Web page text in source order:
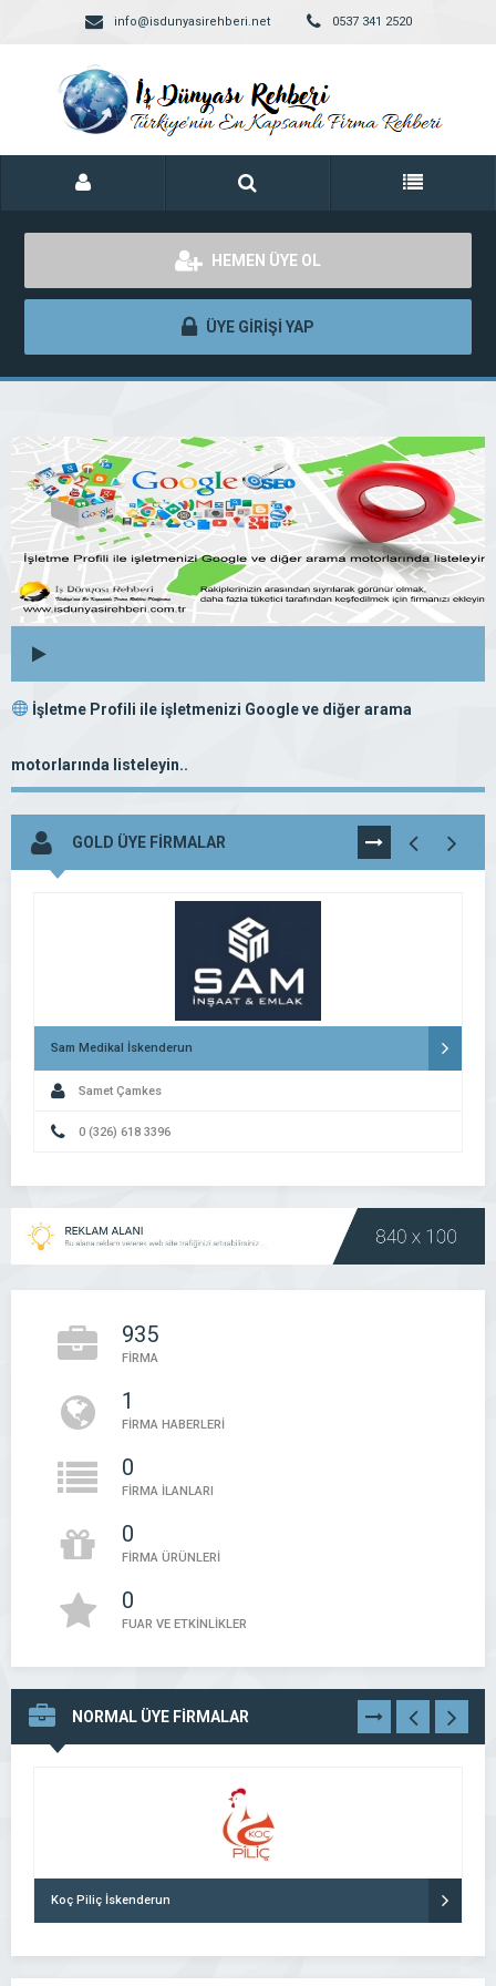
info@isdunyasirehberi.net 0537 341 2520
HEMEN ÜYE OL
ÜYE GİRİŞİ YAP
İşletme Profili ile işletmenizi Google ve diğer arama
motorlarında listeleyin..
GOLD ÜYE FİRMALAR TÜMÜNÜ
GÖR
Sam Medikal İskenderun
Samet Çamkes
0 (326) 618 3396
935
FİRMA
1
FİRMA HABERLERİ
0
FİRMA İLANLARI
0
FİRMA ÜRÜNLERİ
0
FUAR VE ETKİNLİKLER
NORMAL ÜYE FİRMALAR TÜMÜNÜ
GÖR
Koç Piliç İskenderun